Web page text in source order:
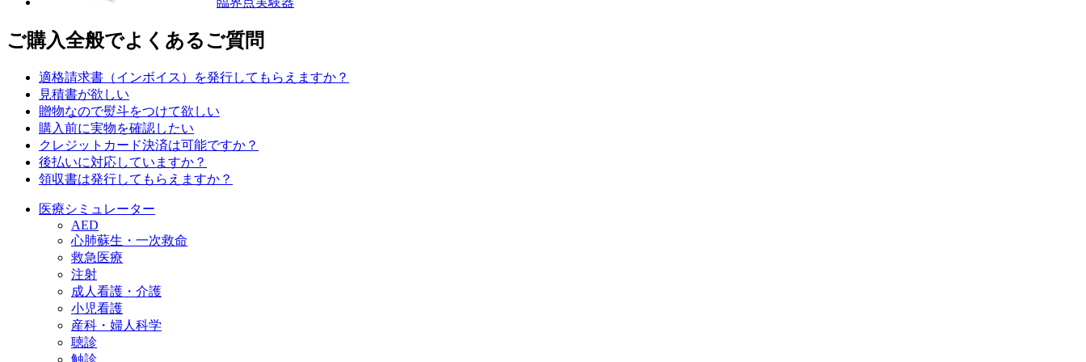
ご購入全般でよくあるご質問
適格請求書（インボイス）を発行してもらえますか？
見積書が欲しい
贈物なので熨斗をつけて欲しい
購入前に実物を確認したい
クレジットカード決済は可能ですか？
後払いに対応していますか？
領収書は発行してもらえますか？
医療シミュレーター
AED
心肺蘇生・一次救命
救急医療
注射
成人看護・介護
小児看護
産科・婦人科学
聴診